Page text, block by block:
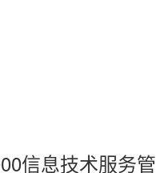
信息技术服务管